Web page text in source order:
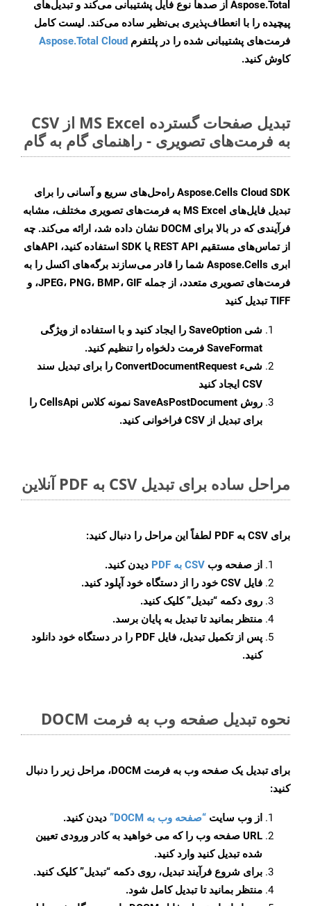
Aspose.Total از صدها نوع فایل پشتیبانی می‌کند و تبدیل‌های
پیچیده را با انعطاف‌پذیری بی‌نظیر ساده می‌کند. لیست کامل
فرمت‌های پشتیبانی شده را در پلتفرم Aspose.Total Cloud
کاوش کنید.
تبدیل صفحات گسترده MS Excel از CSV
به فرمت‌های تصویری - راهنمای گام به گام
Aspose.Cells Cloud SDK راه‌حل‌های سریع و آسانی را برای
تبدیل فایل‌های MS Excel به فرمت‌های تصویری مختلف، مشابه
فرآیندی که در بالا برای DOCM نشان داده شد، ارائه می‌کند. چه
از تماس‌های مستقیم REST API یا SDK استفاده کنید، APIهای
ابری Aspose.Cells شما را قادر می‌سازند برگه‌های اکسل را به
فرمت‌های تصویری متعدد، از جمله JPEG، PNG، BMP، GIF، و
TIFF تبدیل کنید
شی SaveOption را ایجاد کنید و با استفاده از ویژگی
SaveFormat فرمت دلخواه را تنظیم کنید.
شیء ConvertDocumentRequest را برای تبدیل سند
CSV ایجاد کنید
روش SaveAsPostDocument
نمونه کلاس CellsApi را
برای تبدیل از CSV فراخوانی کنید.
مراحل ساده برای تبدیل CSV به PDF آنلاین
برای CSV به PDF لطفاً این مراحل را دنبال کنید:
از صفحه وب CSV به PDF
دیدن کنید.
فایل CSV خود را از دستگاه خود آپلود کنید.
روی دکمه “تبدیل”کلیک کنید.
منتظر بمانید تا تبدیل به پایان برسد.
پس از تکمیل تبدیل، فایل PDF را در دستگاه خود دانلود
کنید.
نحوه تبدیل صفحه وب به فرمت DOCM
برای تبدیل یک صفحه وب به فرمت DOCM، مراحل زیر را دنبال
کنید:
از وب سایت “صفحه وب به DOCM”
دیدن کنید.
URL صفحه وب را که می خواهید به کادر ورودی تعیین
شده تبدیل کنید وارد کنید.
برای شروع فرآیند تبدیل، روی دکمه “تبدیل” کلیک کنید.
منتظر بمانید تا تبدیل کامل شود.